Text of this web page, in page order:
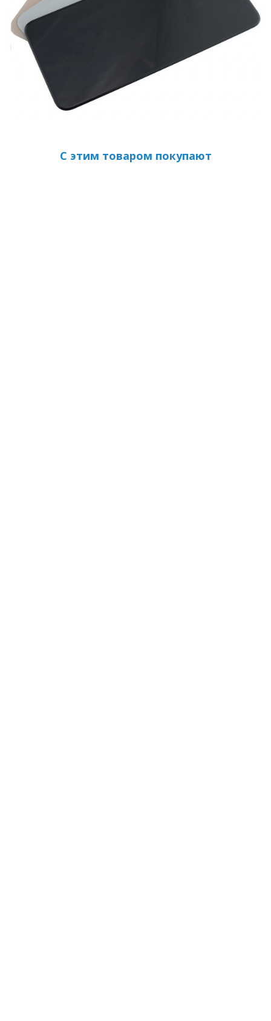
С этим товаром покупают